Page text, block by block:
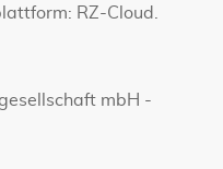
RZ-Cloud.
mbH -